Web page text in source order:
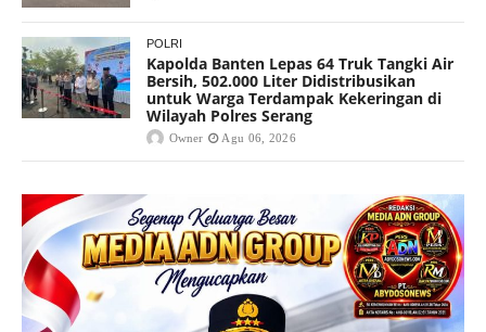
POLRI
Kapolda Banten Lepas 64 Truk Tangki Air
Bersih, 502.000 Liter Didistribusikan
untuk Warga Terdampak Kekeringan di
Wilayah Polres Serang
Owner Agu 06, 2026